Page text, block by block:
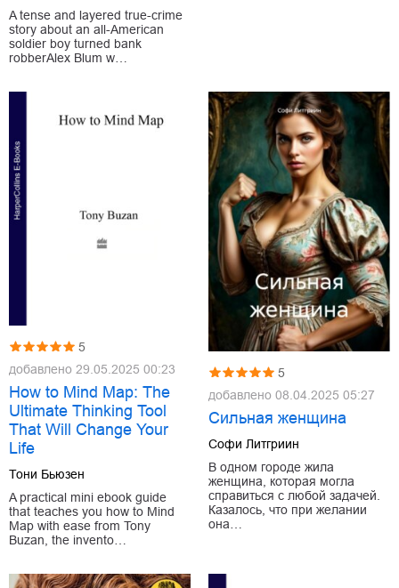
A tense and layered true-crime
story about an all-American
soldier boy turned bank
robberAlex Blum w…
5
добавлено 29.05.2025 00:23
How to Mind Map: The
Ultimate Thinking Tool
That Will Change Your
Life
Тони Бьюзен
A practical mini ebook guide
that teaches you how to Mind
Map with ease from Tony
Buzan, the invento…
5
добавлено 08.04.2025 05:27
Сильная женщина
Софи Литгриин
В одном городе жила
женщина, которая могла
справиться с любой задачей.
Казалось, что при желании
она…